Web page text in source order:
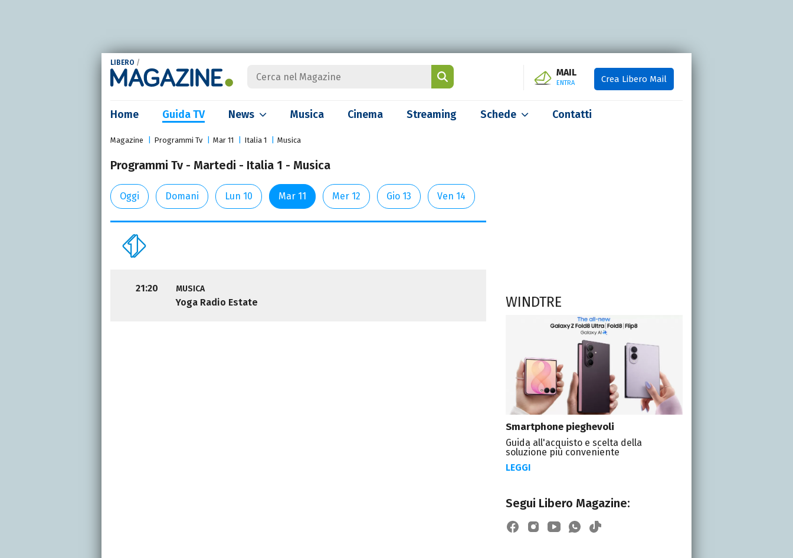
LIBERO /
MAIL
ENTRA Crea Libero Mail
Home Guida TV News Musica Cinema Streaming Schede Contatti
Magazine Programmi Tv Mar 11 Italia 1 Musica
Programmi Tv - Martedi - Italia 1 - Musica
Oggi Domani Lun 10 Mar 11 Mer 12 Gio 13 Ven 14
21:20 MUSICA
Yoga Radio Estate WINDTRE
Smartphone pieghevoli
Guida all'acquisto e scelta della
soluzione più conveniente
LEGGI
Segui Libero Magazine: